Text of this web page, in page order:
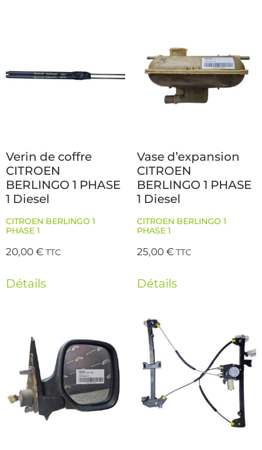
Verin de coffre
CITROEN
BERLINGO 1 PHASE
1 Diesel
CITROEN BERLINGO 1
PHASE 1
20,00€ TTC
Détails
Vase d’expansion
CITROEN
BERLINGO 1 PHASE
1 Diesel
CITROEN BERLINGO 1
PHASE 1
25,00€ TTC
Détails